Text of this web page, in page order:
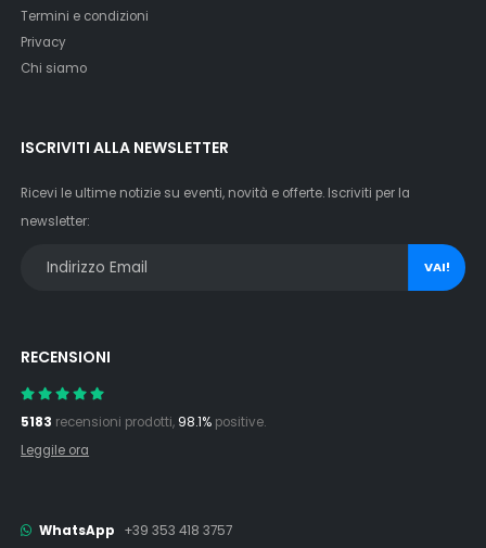
Termini e condizioni
Privacy
Chi siamo
ISCRIVITI ALLA NEWSLETTER
Ricevi le ultime notizie su eventi, novità e offerte. Iscriviti per la
newsletter:
VAI!
RECENSIONI
5183 recensioni prodotti, 98.1% positive.
Leggile ora
WhatsApp +39 353 418 3757